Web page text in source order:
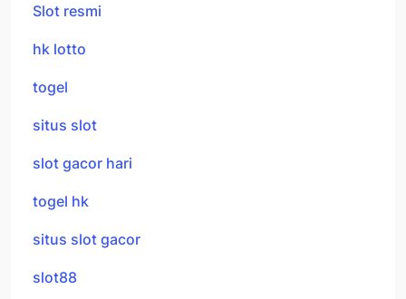
Slot resmi
hk lotto
togel
situs slot
slot gacor hari
togel hk
situs slot gacor
slot88